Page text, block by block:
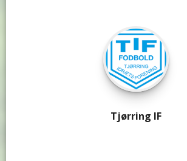
Tjørring IF